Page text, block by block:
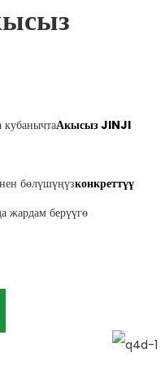
Акысыз JINJI
бөлүшүңүзконкреттүү
жардам берүүгө